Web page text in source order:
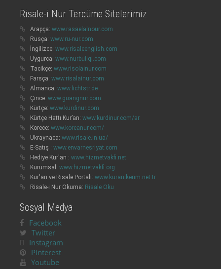
Risale-i Nur Tercüme Sitelerimiz
Arapça: www.rasaelalnour.com
Rusça: www.ru-nur.com
İngilizce: www.risaleenglish.com
Uygurca: www.nurbuliqi.com
Tacikçe: www.risolainur.com
Farsça: www.risalainur.com
Almanca: www.lichtstr.de
Çince: www.guangnur.com
Kürtçe: www.kurdinur.com
Kürtçe Hattı Kur’an: www.kurdinur.com/ar
Korece: www.koreanur.com/
Ukraynaca: www.risale.in.ua/
E-Satış : www.envarnesriyat.com
Hediye Kur'an : www.hizmetvakfi.net
Kurumsal: www.hizmetvakfi.org
Kur'an ve Risale Portalı: www.kuranikerim.net.tr
Risale-i Nur Okuma: Risale Oku
Sosyal Medya
Facebook
Twitter
Instagram
Pinterest
Youtube